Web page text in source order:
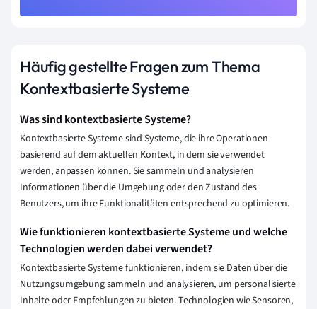
Häufig gestellte Fragen zum Thema
Kontextbasierte Systeme
Was sind kontextbasierte Systeme?
Kontextbasierte Systeme sind Systeme, die ihre Operationen
basierend auf dem aktuellen Kontext, in dem sie verwendet
werden, anpassen können. Sie sammeln und analysieren
Informationen über die Umgebung oder den Zustand des
Benutzers, um ihre Funktionalitäten entsprechend zu optimieren.
Wie funktionieren kontextbasierte Systeme und welche
Technologien werden dabei verwendet?
Kontextbasierte Systeme funktionieren, indem sie Daten über die
Nutzungsumgebung sammeln und analysieren, um personalisierte
Inhalte oder Empfehlungen zu bieten. Technologien wie Sensoren,